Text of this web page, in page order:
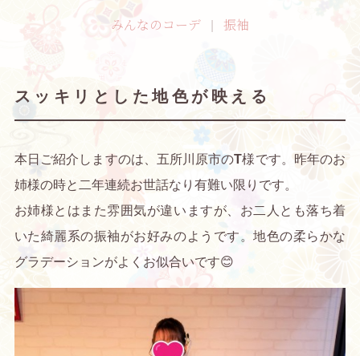
みんなのコーデ 振袖
スッキリとした地色が映える
本日ご紹介しますのは、五所川原市のT様です。昨年のお
姉様の時と二年連続お世話なり有難い限りです。
お姉様とはまた雰囲気が違いますが、お二人とも落ち着
いた綺麗系の振袖がお好みのようです。地色の柔らかな
グラデーションがよくお似合いです😊